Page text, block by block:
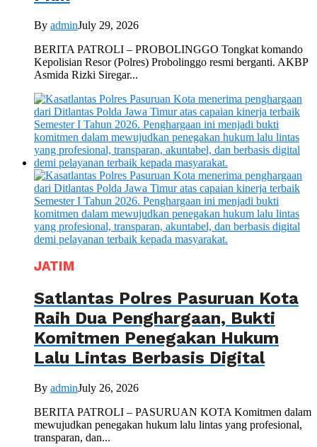
By adminJuly 29, 2026
BERITA PATROLI – PROBOLINGGO Tongkat komando
Kepolisian Resor (Polres) Probolinggo resmi berganti. AKBP
Asmida Rizki Siregar...
JATIM
Satlantas Polres Pasuruan Kota
Raih Dua Penghargaan, Bukti
Komitmen Penegakan Hukum
Lalu Lintas Berbasis Digital
By adminJuly 26, 2026
BERITA PATROLI – PASURUAN KOTA Komitmen dalam
mewujudkan penegakan hukum lalu lintas yang profesional,
transparan, dan...